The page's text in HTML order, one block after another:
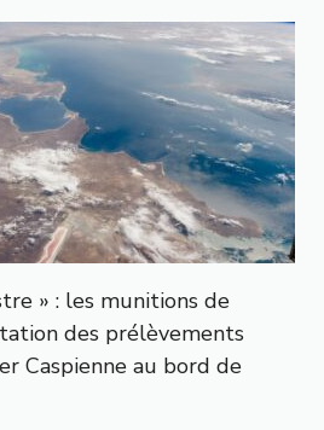
» : les munitions de
des prélèvements
Caspienne au bord de